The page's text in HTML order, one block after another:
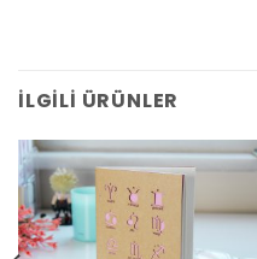
İLGILI ÜRÜNLER